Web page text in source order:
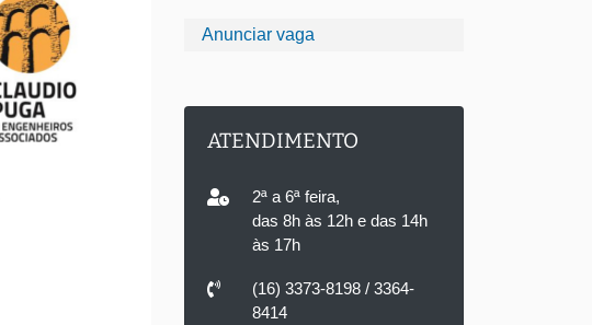
Anunciar vaga
ATENDIMENTO
2ª a 6ª feira,
das 8h às 12h e das 14h
às 17h
(16) 3373-8198 / 3364-
8414